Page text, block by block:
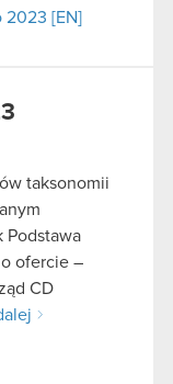
2023 [EN]
taksonomii
Podstawa
ofercie –
CD